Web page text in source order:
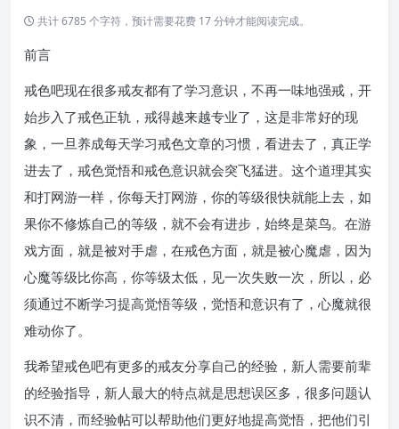
共计 6785 个字符，预计需要花费 17 分钟才能阅读完成。
前言
戒色吧现在很多戒友都有了学习意识，不再一味地强戒，开
始步入了戒色正轨，戒得越来越专业了，这是非常好的现
象，一旦养成每天学习戒色文章的习惯，看进去了，真正学
进去了，戒色觉悟和戒色意识就会突飞猛进。这个道理其实
和打网游一样，你每天打网游，你的等级很快就能上去，如
果你不修炼自己的等级，就不会有进步，始终是菜鸟。在游
戏方面，就是被对手虐，在戒色方面，就是被心魔虐，因为
心魔等级比你高，你等级太低，见一次失败一次，所以，必
须通过不断学习提高觉悟等级，觉悟和意识有了，心魔就很
难动你了。
我希望戒色吧有更多的戒友分享自己的经验，新人需要前辈
的经验指导，新人最大的特点就是思想误区多，很多问题认
识不清，而经验帖可以帮助他们更好地提高觉悟，把他们引